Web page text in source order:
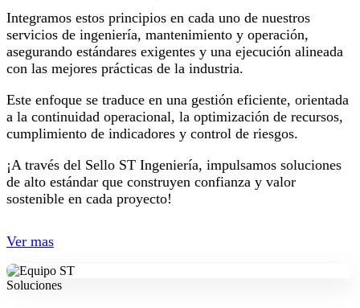
Integramos estos principios en cada uno de nuestros
servicios de ingeniería, mantenimiento y operación,
asegurando estándares exigentes y una ejecución alineada
con las mejores prácticas de la industria.
Este enfoque se traduce en una gestión eficiente, orientada
a la continuidad operacional, la optimización de recursos,
cumplimiento de indicadores y control de riesgos.
¡A través del Sello ST Ingeniería, impulsamos soluciones
de alto estándar que construyen confianza y valor
sostenible en cada proyecto!
Ver mas
Soluciones